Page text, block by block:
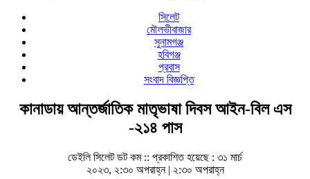
সিলেট
মৌলভীবাজার
সুনামগঞ্জ
হবিগঞ্জ
প্রবাস
সংবাদ বিজ্ঞপ্তি
কানাডায় আন্তর্জাতিক মাতৃভাষা দিবস আইন-বিল এস
-২১৪ পাস
ডেইলি সিলেট ডট কম :: প্রকাশিত হয়েছে : ৩১ মার্চ
২০২৩, ২:৩০ অপরাহ্ন | ২:৩০ অপরাহ্ন